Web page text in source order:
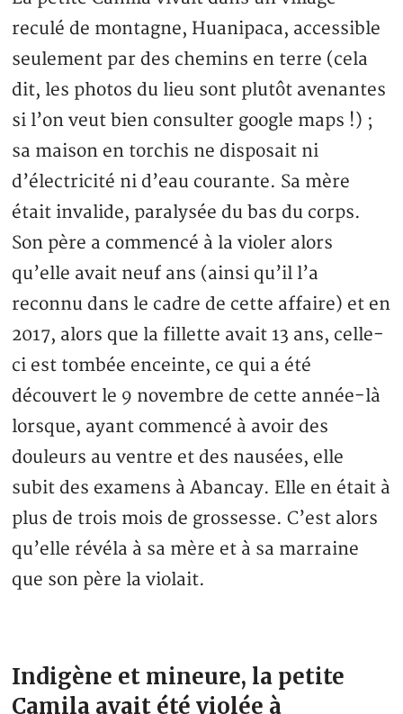
reculé de montagne, Huanipaca, accessible
seulement par des chemins en terre (cela
dit, les photos du lieu sont plutôt avenantes
si l’on veut bien consulter google maps !) ;
sa maison en torchis ne disposait ni
d’électricité ni d’eau courante. Sa mère
était invalide, paralysée du bas du corps.
Son père a commencé à la violer alors
qu’elle avait neuf ans (ainsi qu’il l’a
reconnu dans le cadre de cette affaire) et en
2017, alors que la fillette avait 13 ans, celle-
ci est tombée enceinte, ce qui a été
découvert le 9 novembre de cette année-là
lorsque, ayant commencé à avoir des
douleurs au ventre et des nausées, elle
subit des examens à Abancay. Elle en était à
plus de trois mois de grossesse. C’est alors
qu’elle révéla à sa mère et à sa marraine
que son père la violait.
Indigène et mineure, la petite
Camila avait été violée à